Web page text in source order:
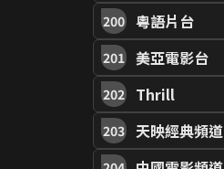
200 粵語片台
201 美亞電影台
202 Thrill
203 天映經典頻道